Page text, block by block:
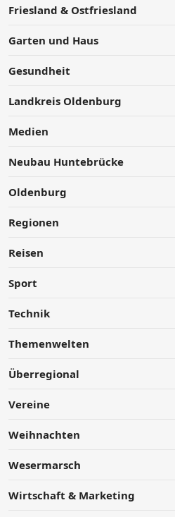
Friesland & Ostfriesland
Garten und Haus
Gesundheit
Landkreis Oldenburg
Medien
Neubau Huntebrücke
Oldenburg
Regionen
Reisen
Sport
Technik
Themenwelten
Überregional
Vereine
Weihnachten
Wesermarsch
Wirtschaft & Marketing